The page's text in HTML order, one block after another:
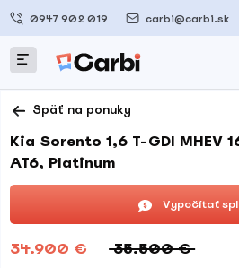
0947 902 019 carbi@carbi.sk
Späť na ponuky
Kia Sorento 1,6 T-GDI MHEV
AT6, Platinum
Vypočítať
34.900 € 35.500 €